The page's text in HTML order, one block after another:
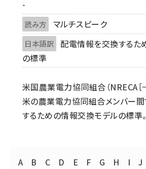
-
読み方 マルチスピーク
日本語訳
配電情報を交換するた
の標準
米国農業電力協同組合（NRECA［
米の農業電力協同組合メンバー
するための情報交換モデルの標準。
A B C D E F G H I J